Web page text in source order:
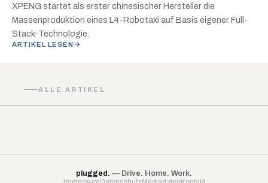
XPENG startet als erster chinesischer Hersteller die
Massenproduktion eines L4-Robotaxi auf Basis eigener Full-
Stack-Technologie.
ARTIKEL LESEN
ALLE ARTIKEL
plugged. — Drive. Home. Work.